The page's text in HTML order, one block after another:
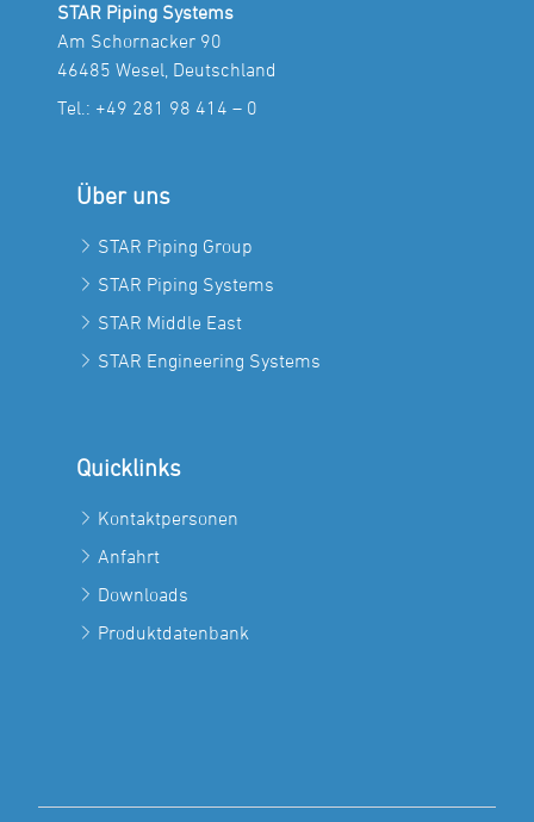
STAR Piping Systems
Am Schornacker 90
46485 Wesel, Deutschland
Tel.: +49 281 98 414 – 0
Über uns
STAR Piping Group
STAR Piping Systems
STAR Middle East
STAR Engineering Systems
Quicklinks
Kontaktpersonen
Anfahrt
Downloads
Produktdatenbank